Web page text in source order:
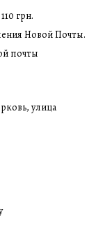
грн.
Новой Почты.
почты
улица